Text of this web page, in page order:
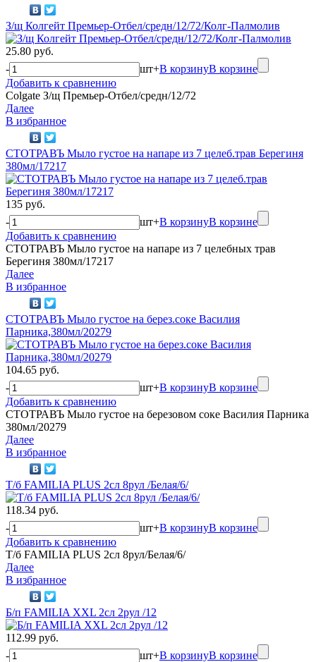
З/щ Колгейт Премьер-Отбел/средн/12/72/Колг-Палмолив
25.80 руб.
-
шт+В корзинуВ корзине
Добавить к сравнению
Colgate З/щ Премьер-Отбел/средн/12/72
Далее
В избранное
СТОТРАВЪ Мыло густое на напаре из 7 целеб.трав Берегиня
380мл/17217
135 руб.
-
шт+В корзинуВ корзине
Добавить к сравнению
СТОТРАВЪ Мыло густое на напаре из 7 целебных трав
Берегиня 380мл/17217
Далее
В избранное
СТОТРАВЪ Мыло густое на берез.соке Василия
Парника,380мл/20279
104.65 руб.
-
шт+В корзинуВ корзине
Добавить к сравнению
СТОТРАВЪ Мыло густое на березовом соке Василия Парника
380мл/20279
Далее
В избранное
Т/б FAMILIA PLUS 2сл 8рул /Белая/6/
118.34 руб.
-
шт+В корзинуВ корзине
Добавить к сравнению
Т/б FAMILIA PLUS 2сл 8рул/Белая/6/
Далее
В избранное
Б/п FAMILIA XXL 2сл 2рул /12
112.99 руб.
-
шт+В корзинуВ корзине